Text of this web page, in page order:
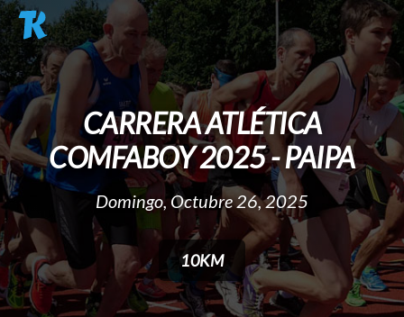
Pasar al contenido principal
CARRERA ATLÉTICA
COMFABOY 2025 - PAIPA
Domingo, Octubre 26, 2025
10KM